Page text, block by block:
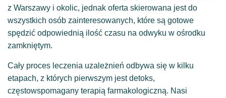
z Warszawy i okolic, jednak oferta skierowana jest do
wszystkich osób zainteresowanych, które są gotowe
spędzić odpowiednią ilość czasu na odwyku w ośrodku
zamkniętym.
Cały proces leczenia uzależnień odbywa się w kilku
etapach, z których pierwszym jest detoks,
częstowspomagany terapią farmakologiczną. Nasi